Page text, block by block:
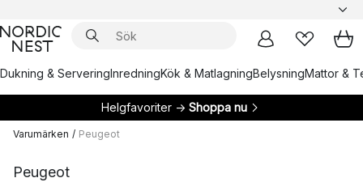
Dukning & ServeringInredningKök & MatlagningBelysningMattor &
Helgfavoriter → Shoppa nu
Varumärken / Peugeot
Peugeot